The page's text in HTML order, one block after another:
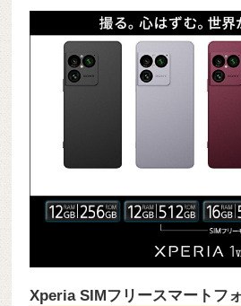
Xperia SIMフリースマートフ